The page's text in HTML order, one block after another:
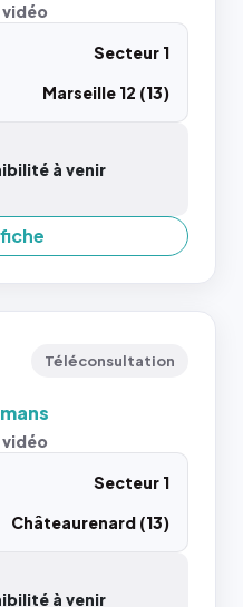
vidéo
Secteur 1
Marseille 12 (13)
à venir
Téléconsultation
vidéo
Secteur 1
Châteaurenard (13)
à venir